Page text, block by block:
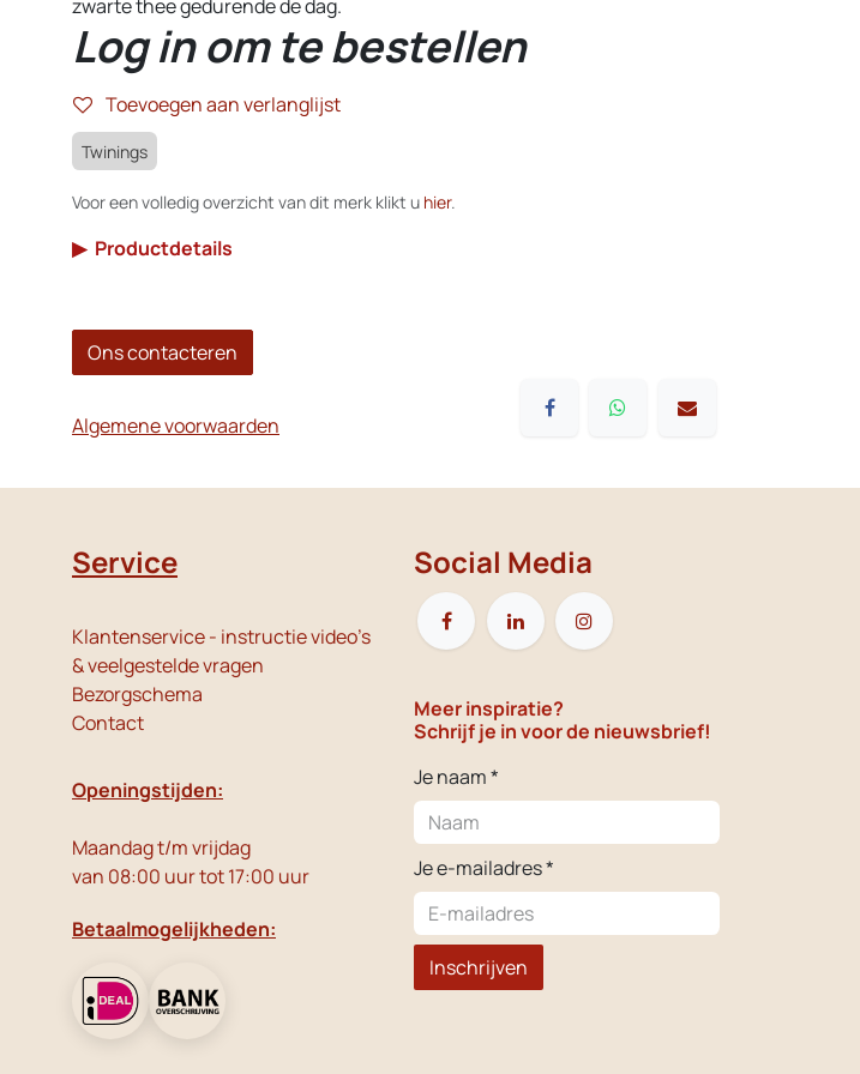
zwarte thee gedurende de dag.
Log in om te bestellen
Toevoegen aan verlanglijst
Twinings
Voor een volledig overzicht van dit merk klikt u hier.
▶ Productdetails
Ons contacteren
Algemene voorwaarden
Service
Klantenservice - instructie video's
& veelgestelde vragen
Bezorgschema
Contact
Openingstijden:
Maandag t/m vrijdag
van 08:00 uur tot 17:00 uur
Betaalmogelijkheden:
Social Media
Meer inspiratie?
Schrijf je in voor de nieuwsbrief!
Je naam *
Je e-mailadres *
Inschrijven